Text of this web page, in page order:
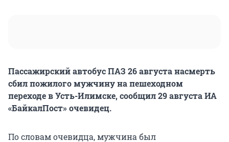
Пассажирский автобус ПАЗ 26 августа насмерть
сбил пожилого мужчину на пешеходном
переходе в Усть-Илимске, сообщил 29 августа ИА
«БайкалПост» очевидец.
По словам очевидца, мужчина был